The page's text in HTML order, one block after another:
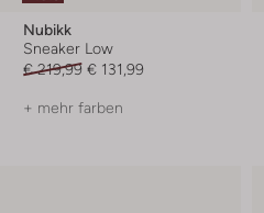
Nubikk
Sneaker Low
€ 219,99 € 131,99
+ mehr farben